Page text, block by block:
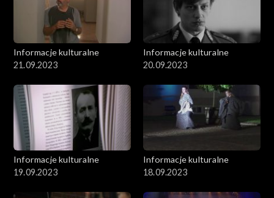
Informacje kulturalne
21.09.2023
Informacje kulturalne
20.09.2023
Informacje kulturalne
19.09.2023
Informacje kulturalne
18.09.2023